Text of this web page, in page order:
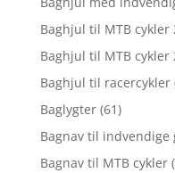
Baghjul til MTB cykler
Baghjul til MTB cykler
Baghjul til racercykler
Baglygter (61)
Bagnav til indvendige
Bagnav til MTB cykler